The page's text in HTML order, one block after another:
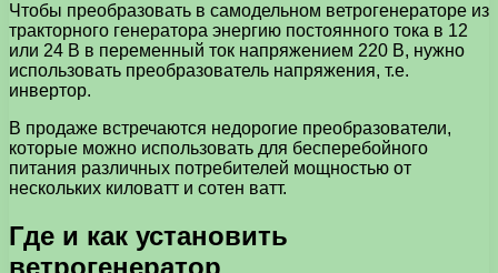
Чтобы преобразовать в самодельном ветрогенераторе из
тракторного генератора энергию постоянного тока в 12
или 24 В в переменный ток напряжением 220 В, нужно
использовать преобразователь напряжения, т.е.
инвертор.
В продаже встречаются недорогие преобразователи,
которые можно использовать для бесперебойного
питания различных потребителей мощностью от
нескольких киловатт и сотен ватт.
Где и как установить